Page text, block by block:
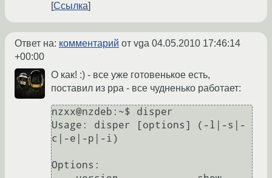
Ссылка
Ответ на: комментарий от vga 04.05.2010 17:46:14
+00:00
О как! :) - все уже готовенькое есть,
поставил из ppa - все чудненько работает:
nzxx@nzdeb:~$ disper
Usage: disper [options] (-l|-s|-
c|-e|-p|-i)
Options: